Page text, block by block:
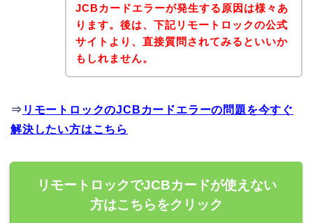
JCBカードエラーが発生する原因は様々あ
ります。後は、下記リモートロックの公式
サイトより、直接質問されてみるといいか
もしれません。
⇒ リモートロックのJCBカードエラーの問題を今すぐ
解決したい方はこちら
リモートロックでJCBカードが使えない
方はこちらをクリック